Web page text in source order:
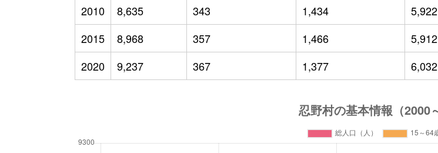
2010
8,635 343 1,434 5,922
2015
8,968 357 1,466 5,912
2020
9,237 367 1,377 6,032